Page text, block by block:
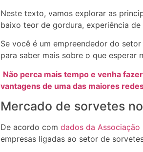
Neste texto, vamos explorar as
baixo teor de gordura, experiência
Se você é um empreendedor do
para saber mais sobre o que esperar
Não perca mais tempo e venha
vantagens de uma das maiores
Mercado de sorvetes
De acordo com dados da Associação
empresas ligadas ao setor de